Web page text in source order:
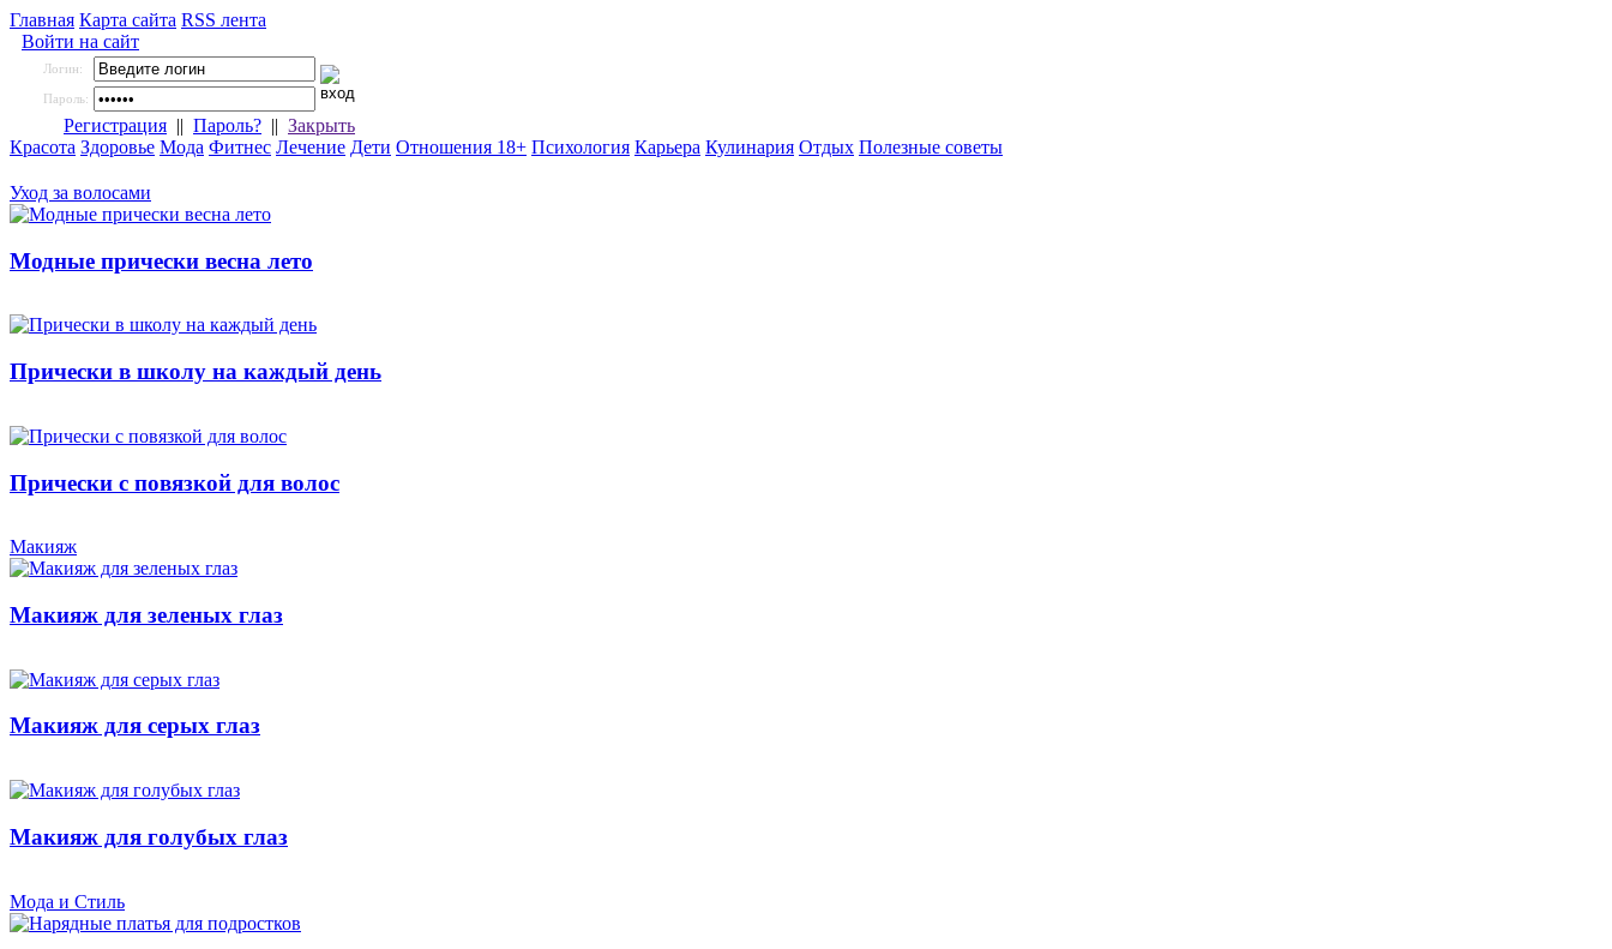
Главная Карта сайта RSS лента
Войти на сайт
Логин:
Пароль:
Регистрация || Пароль? || Закрыть
Красота Здоровье Мода Фитнес Лечение Дети Отношения 18+ Психология Карьера Кулинария Отдых Полезные советы
Уход за волосами
Модные прически весна лето
Прически в школу на каждый день
Прически с повязкой для волос
Макияж
Макияж для зеленых глаз
Макияж для серых глаз
Макияж для голубых глаз
Мода и Стиль